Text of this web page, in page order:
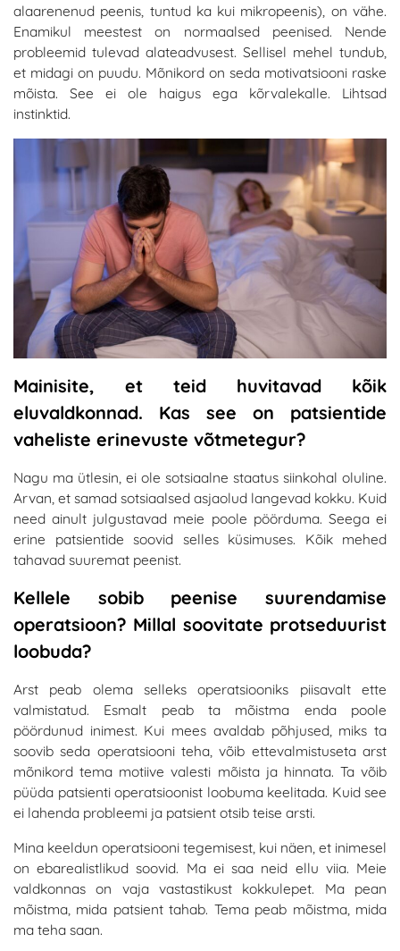
alaarenenud peenis, tuntud ka kui mikropeenis), on vähe.
Enamikul meestest on normaalsed peenised. Nende
probleemid tulevad alateadvusest. Sellisel mehel tundub,
et midagi on puudu. Mõnikord on seda motivatsiooni raske
mõista. See ei ole haigus ega kõrvalekalle. Lihtsad
instinktid.
Mainisite, et teid huvitavad kõik
eluvaldkonnad. Kas see on patsientide
vaheliste erinevuste võtmetegur?
Nagu ma ütlesin, ei ole sotsiaalne staatus siinkohal oluline.
Arvan, et samad sotsiaalsed asjaolud langevad kokku. Kuid
need ainult julgustavad meie poole pöörduma. Seega ei
erine patsientide soovid selles küsimuses. Kõik mehed
tahavad suuremat peenist.
Kellele sobib peenise suurendamise
operatsioon? Millal soovitate protseduurist
loobuda?
Arst peab olema selleks operatsiooniks piisavalt ette
valmistatud. Esmalt peab ta mõistma enda poole
pöördunud inimest. Kui mees avaldab põhjused, miks ta
soovib seda operatsiooni teha, võib ettevalmistuseta arst
mõnikord tema motiive valesti mõista ja hinnata. Ta võib
püüda patsienti operatsioonist loobuma keelitada. Kuid see
ei lahenda probleemi ja patsient otsib teise arsti.
Mina keeldun operatsiooni tegemisest, kui näen, et inimesel
on ebarealistlikud soovid. Ma ei saa neid ellu viia. Meie
valdkonnas on vaja vastastikust kokkulepet. Ma pean
mõistma, mida patsient tahab. Tema peab mõistma, mida
ma teha saan.